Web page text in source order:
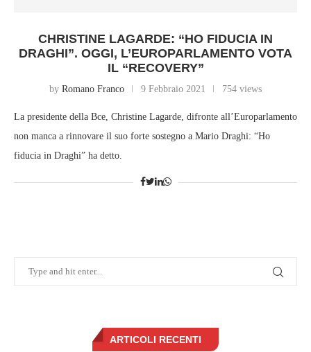
CHRISTINE LAGARDE: “HO FIDUCIA IN
DRAGHI”. OGGI, L’EUROPARLAMENTO VOTA
IL “RECOVERY”
by Romano Franco 9 Febbraio 2021 754 views
La presidente della Bce, Christine Lagarde, difronte all’Europarlamento
non manca a rinnovare il suo forte sostegno a Mario Draghi: “Ho
fiducia in Draghi” ha detto.
ARTICOLI RECENTI